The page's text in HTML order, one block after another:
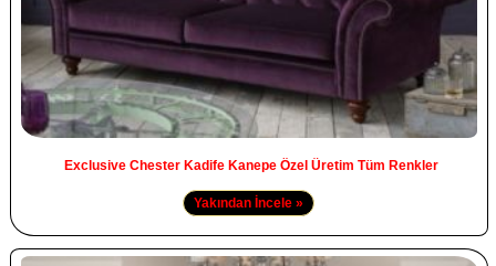
Exclusive Chester Kadife Kanepe Özel Üretim Tüm Renkler
Yakından İncele »